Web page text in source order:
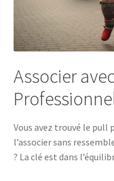
Associer
Vous avez trouvé le
l’associer sans
? La clé est dans